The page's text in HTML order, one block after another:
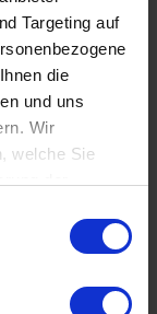
Targeting auf
die
und uns
Wir
welche Sie
ändern
Policy“
jeder Seite
EU:
das für
Handel
nicht